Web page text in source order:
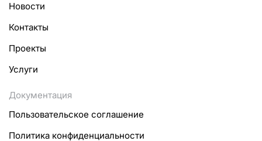
Новости
Контакты
Проекты
Услуги
Документация
Пользовательское соглашение
Политика конфиденциальности